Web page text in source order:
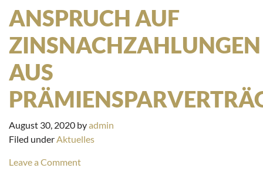
ANSPRUCH AUF
ZINSNACHZAHLUNGEN
AUS
August 30, 2020 byadmin
Filed under Aktuelles
Leave a Comment